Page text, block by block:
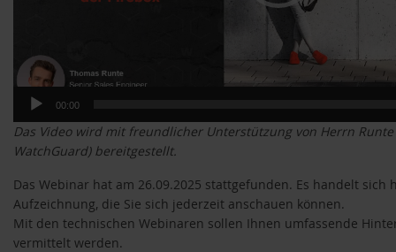
00:00
Das Video wird mit freundlicher Unterstützung von Herrn Runte
WatchGuard) bereitgestellt.
Das Webinar hat am 26.09.2025 stattgefunden. Es handelt sich
Aufzeichnung, die Sie sich jederzeit anschauen können.
Mit den technischen Webinaren sollen Ihnen umfassende
vermittelt werden.